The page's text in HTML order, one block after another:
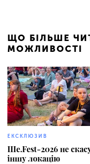
ЩО БІЛЬШЕ
МОЖЛИВОСТІ
ЕКСКЛЮЗИВ
Ше.Fest-2026 не
іншу локацію